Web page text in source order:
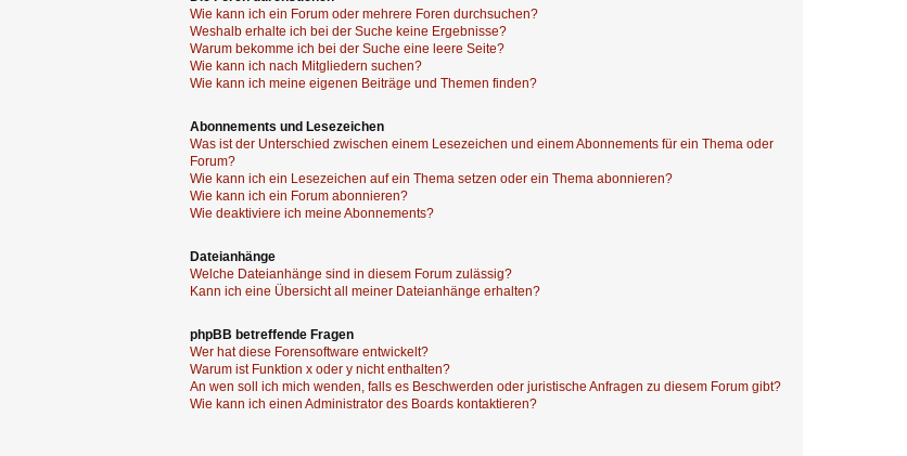
Wie kann ich ein Forum oder mehrere Foren durchsuchen?
Weshalb erhalte ich bei der Suche keine Ergebnisse?
Warum bekomme ich bei der Suche eine leere Seite?
Wie kann ich nach Mitgliedern suchen?
Wie kann ich meine eigenen Beiträge und Themen finden?
Abonnements und Lesezeichen
Was ist der Unterschied zwischen einem Lesezeichen und einem Abonnements für ein Thema oder
Forum?
Wie kann ich ein Lesezeichen auf ein Thema setzen oder ein Thema abonnieren?
Wie kann ich ein Forum abonnieren?
Wie deaktiviere ich meine Abonnements?
Dateianhänge
Welche Dateianhänge sind in diesem Forum zulässig?
Kann ich eine Übersicht all meiner Dateianhänge erhalten?
phpBB betreffende Fragen
Wer hat diese Forensoftware entwickelt?
Warum ist Funktion x oder y nicht enthalten?
An wen soll ich mich wenden, falls es Beschwerden oder juristische Anfragen zu diesem Forum gibt?
Wie kann ich einen Administrator des Boards kontaktieren?